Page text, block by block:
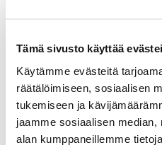
Tämä sivusto käyttää
Käytämme evästeitä
räätälöimiseen, sosiaalisen
tukemiseen ja
jaamme sosiaalisen
alan kumppaneillemme